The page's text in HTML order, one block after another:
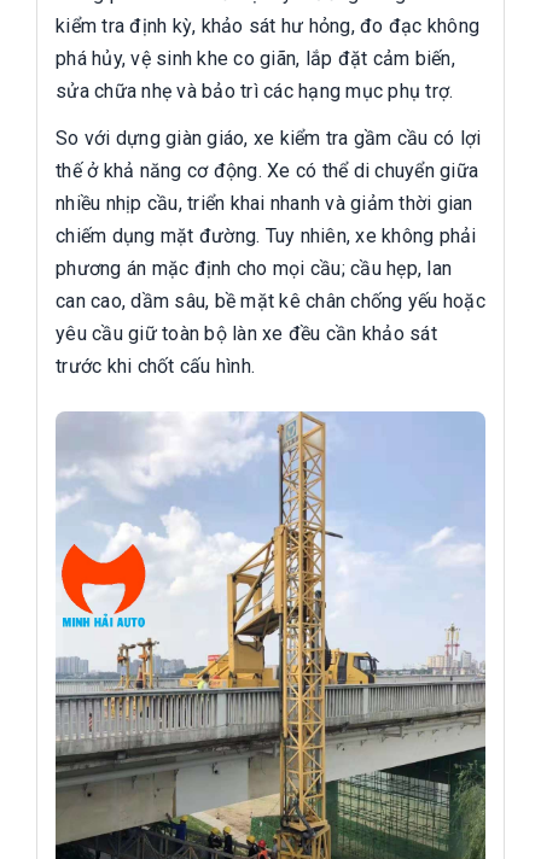
kiểm tra định kỳ, khảo sát hư hỏng, đo đạc không
phá hủy, vệ sinh khe co giãn, lắp đặt cảm biến,
sửa chữa nhẹ và bảo trì các hạng mục phụ trợ.
So với dựng giàn giáo, xe kiểm tra gầm cầu có lợi
thế ở khả năng cơ động. Xe có thể di chuyển giữa
nhiều nhịp cầu, triển khai nhanh và giảm thời gian
chiếm dụng mặt đường. Tuy nhiên, xe không phải
phương án mặc định cho mọi cầu; cầu hẹp, lan
can cao, dầm sâu, bề mặt kê chân chống yếu hoặc
yêu cầu giữ toàn bộ làn xe đều cần khảo sát
trước khi chốt cấu hình.